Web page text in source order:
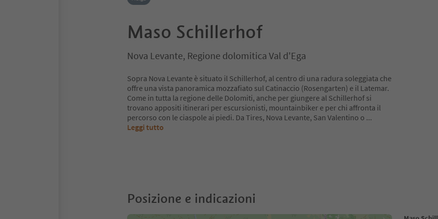
Maso Schillerhof
Nova Levante, Regione dolomitica Val d'Ega
Sopra Nova Levante è situato il Schillerhof, al centro di una radura soleggiata che
offre una vista panoramica mozzafiato sul Catinaccio (Rosengarten) e il Latemar.
Come in tutta la regione delle Dolomiti, anche per giungere al Schillerhof si
trovano appositi itinerari per escursionisti, mountainbiker e per chi affronta il
percorso con le ciaspole ai piedi. Da Tires, Nova Levante, San Valentino o ...
Leggi tutto
Posizione e indicazioni